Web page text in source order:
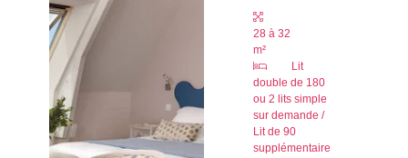
28 à 32
m²
Lit
double de 180
ou 2 lits simple
sur demande /
Lit de 90
supplémentaire